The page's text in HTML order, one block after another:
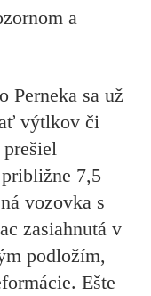
a
Perneka sa už
výtlkov či
7,5
vozovka s
zasiahnutá v
podložím,
Ešte